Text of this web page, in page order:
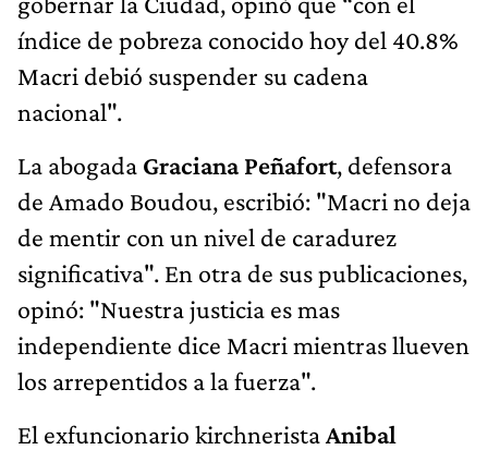
índice de pobreza conocido hoy del 40.8%
Macri debió suspender su cadena
nacional".
La abogada Graciana Peñafort, defensora
de Amado Boudou, escribió: "Macri no deja
de mentir con un nivel de caradurez
significativa". En otra de sus publicaciones,
opinó: "Nuestra justicia es mas
independiente dice Macri mientras llueven
los arrepentidos a la fuerza".
El exfuncionario kirchneristaAnibal